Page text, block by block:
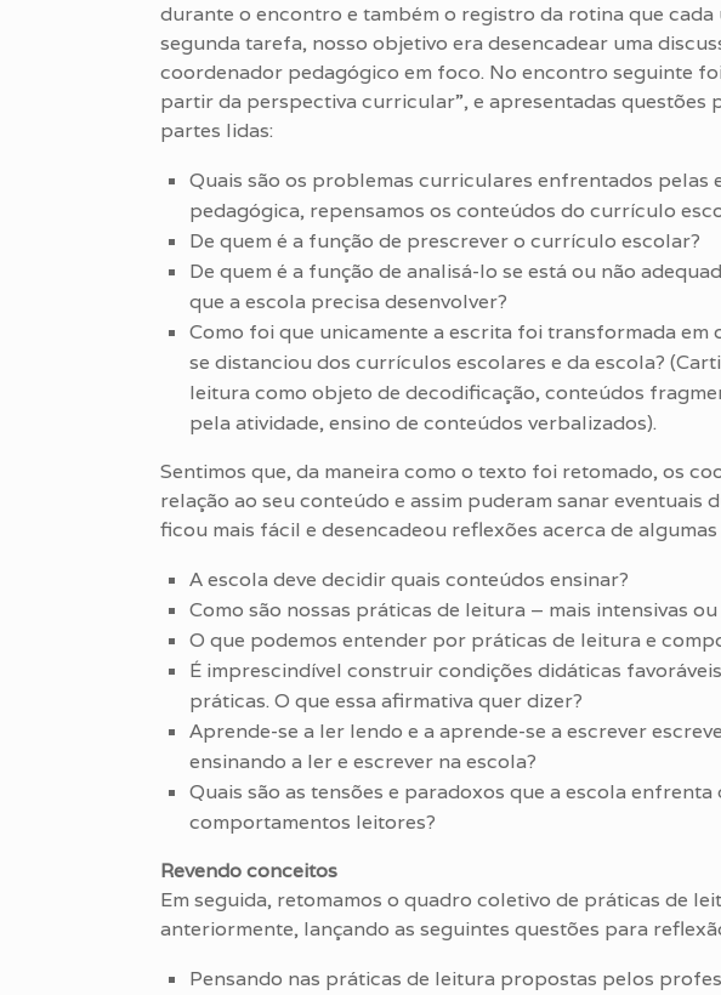
durante o encontro e também o registro da rotina que cada
segunda tarefa, nosso objetivo era desencadear uma
coordenador pedagógico em foco. No encontro seguinte
partir da perspectiva curricular”, e apresentadas questões
partes lidas:
Quais são os problemas curriculares enfrentados pelas
pedagógica, repensamos os conteúdos do currículo
De quem é a função de prescrever o currículo escolar?
De quem é a função de analisá-lo se está ou não
que a escola precisa desenvolver?
Como foi que unicamente a escrita foi transformada em
se distanciou dos currículos escolares e da escola?
leitura como objeto de decodificação, conteúdos
pela atividade, ensino de conteúdos verbalizados).
Sentimos que, da maneira como o texto foi retomado, os
relação ao seu conteúdo e assim puderam sanar eventuais
ficou mais fácil e desencadeou reflexões acerca de
A escola deve decidir quais conteúdos ensinar?
Como são nossas práticas de leitura – mais intensivas ou
O que podemos entender por práticas de leitura e
É imprescindível construir condições didáticas
práticas. O que essa afirmativa quer dizer?
Aprende-se a ler lendo e a aprende-se a escrever
ensinando a ler e escrever na escola?
Quais são as tensões e paradoxos que a escola
comportamentos leitores?
Revendo conceitos
Em seguida, retomamos o quadro coletivo de práticas de
anteriormente, lançando as seguintes questões para
Pensando nas práticas de leitura propostas pelos